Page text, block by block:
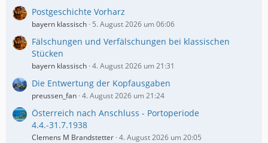
Postgeschichte Vorharz
bayern klassisch 5. August 2026 um 06:06
Fälschungen und Verfälschungen bei klassischen
Stücken
bayern klassisch 4. August 2026 um 21:31
Die Entwertung der Kopfausgaben
preussen_fan 4. August 2026 um 21:24
Österreich nach Anschluss - Portoperiode
4.4.-31.7.1938
Clemens M Brandstetter 4. August 2026 um 20:05